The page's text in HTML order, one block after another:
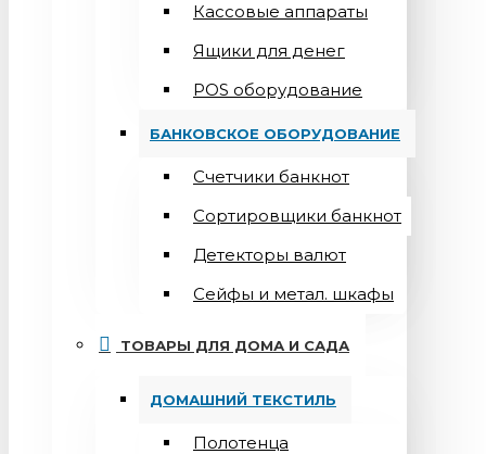
Кассовые аппараты
Ящики для денег
POS оборудование
БАНКОВСКОЕ ОБОРУДОВАНИЕ
Счетчики банкнот
Сортировщики банкнот
Детекторы валют
Сейфы и метал. шкафы
ТОВАРЫ ДЛЯ ДОМА И САДА
ДОМАШНИЙ ТЕКСТИЛЬ
Полотенца